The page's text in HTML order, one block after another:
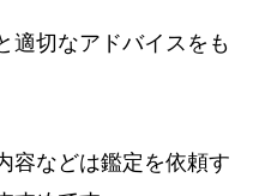
適切なアドバイスをも
容などは鑑定を依頼す